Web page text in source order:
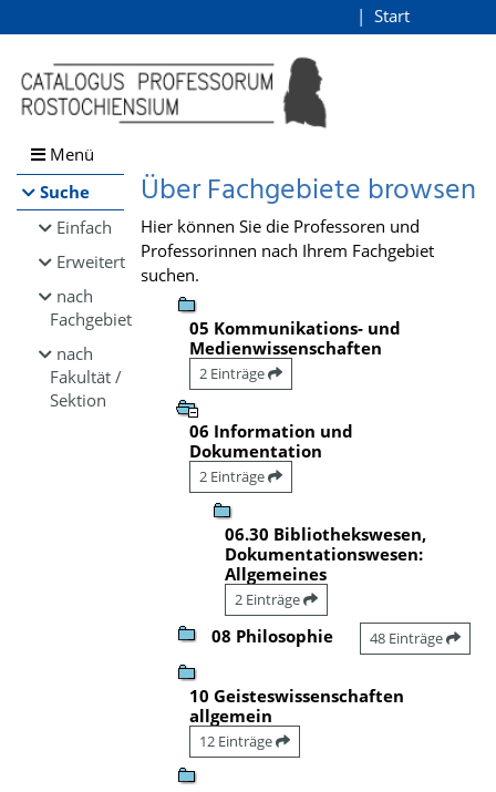
Browsen
direkt zum Inhalt
Start
Menü
Suche
Einfach
Erweitert
nach
Fachgebiet
nach
Fakultät /
Sektion
Über Fachgebiete browsen
Hier können Sie die Professoren und
Professorinnen nach Ihrem Fachgebiet
suchen.
05 Kommunikations- und
Medienwissenschaften
2 Einträge
06 Information und
Dokumentation
2 Einträge
06.30 Bibliothekswesen,
Dokumentationswesen:
Allgemeines
2 Einträge
08 Philosophie 48 Einträge
10 Geisteswissenschaften
allgemein
12 Einträge